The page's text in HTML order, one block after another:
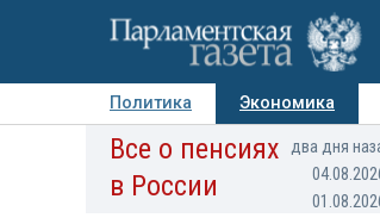
Политика Экономика
Авторы Персоны
Все о пенсиях
в России
два дня